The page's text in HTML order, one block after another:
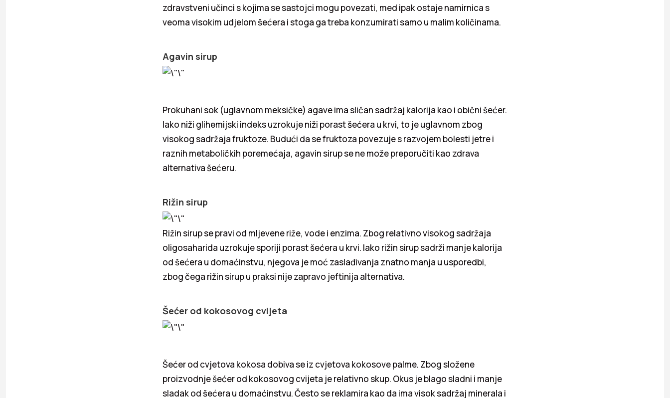
zdravstveni učinci s kojima se sastojci mogu povezati, med ipak ostaje namirnica s
veoma visokim udjelom šećera i stoga ga treba konzumirati samo u malim količinama.
Agavin sirup
Prokuhani sok (uglavnom meksičke) agave ima sličan sadržaj kalorija kao i obični šećer.
Iako niži glihemijski indeks uzrokuje niži porast šećera u krvi, to je uglavnom zbog
visokog sadržaja fruktoze. Budući da se fruktoza povezuje s razvojem bolesti jetre i
raznih metaboličkih poremećaja, agavin sirup se ne može preporučiti kao zdrava
alternativa šećeru.
Rižin sirup
Rižin sirup se pravi od mljevene riže, vode i enzima. Zbog relativno visokog sadržaja
oligosaharida uzrokuje sporiji porast šećera u krvi. Iako rižin sirup sadrži manje kalorija
od šećera u domaćinstvu, njegova je moć zaslađivanja znatno manja u usporedbi,
zbog čega rižin sirup u praksi nije zapravo jeftinija alternativa.
Šećer od kokosovog cvijeta
Šećer od cvjetova kokosa dobiva se iz cvjetova kokosove palme. Zbog složene
proizvodnje šećer od kokosovog cvijeta je relativno skup. Okus je blago sladni i manje
sladak od šećera u domaćinstvu. Često se reklamira kao da ima visok sadržaj minerala i